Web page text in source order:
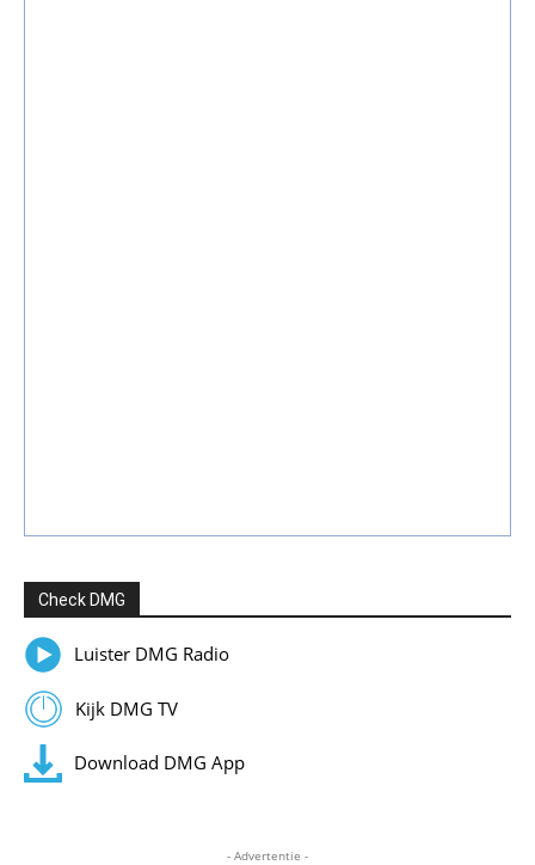
Check DMG
Luister DMG Radio
Kijk DMG TV
Download DMG App
- Advertentie -